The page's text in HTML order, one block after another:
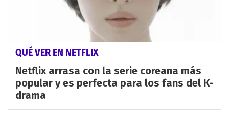
QUÉ VER EN NETFLIX
Netflix arrasa con la serie coreana más
popular y es perfecta para los fans del K-
drama